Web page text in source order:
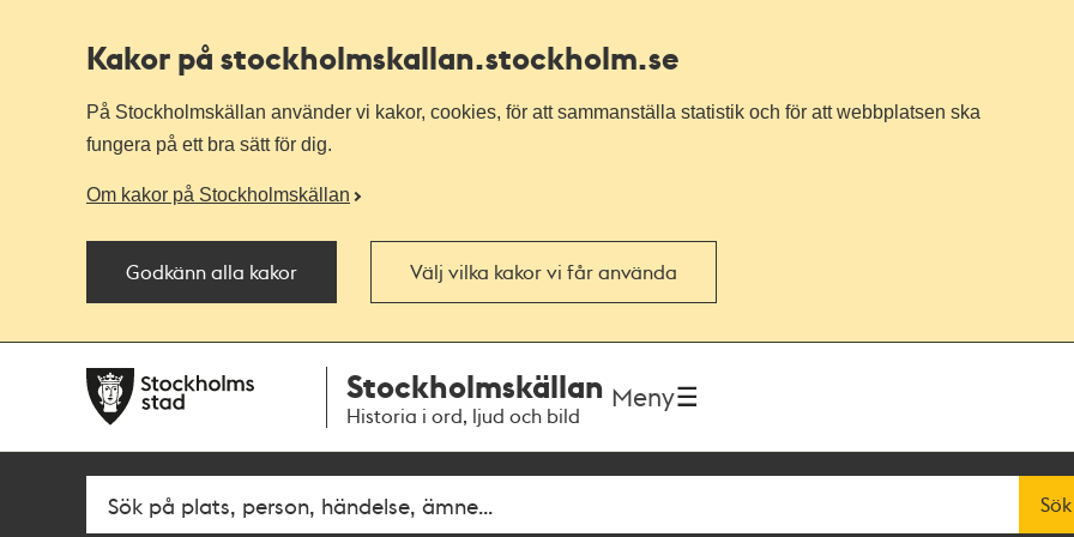
Kakor på stockholmskallan.stockholm.se
På Stockholmskällan använder vi kakor, cookies, för att sammanställa statistik och för att webbplatsen ska
fungera på ett bra sätt för dig.
Om kakor på Stockholmskällan
Godkänn alla kakor Välj vilka kakor vi får använda
navigationen
huvudinnehållet
Stockholmskällan
Historia i ord, ljud och bild
Meny
Fritextsök Sök